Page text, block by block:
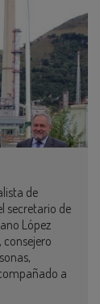
de
secretario de
López
a